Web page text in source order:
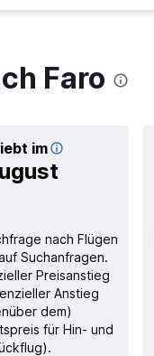
Faro
im
nach Flügen
Suchanfragen.
Preisanstieg
Anstieg
dem)
für Hin- und